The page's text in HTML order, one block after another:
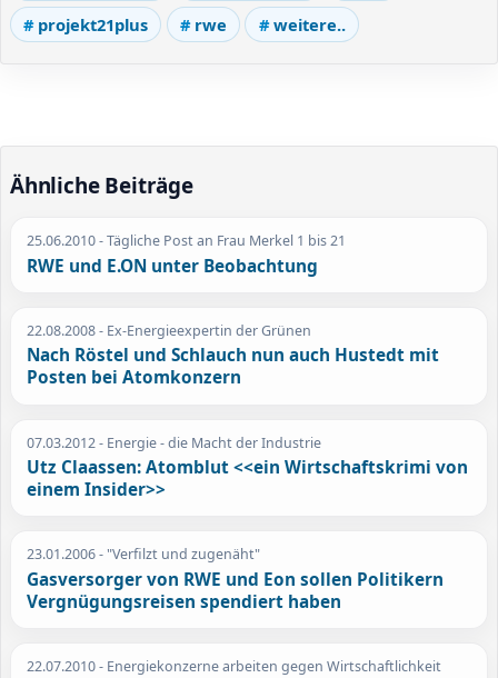
projekt21plus rwe weitere..
Ähnliche Beiträge
25.06.2010- Tägliche Post an Frau Merkel 1 bis 21
RWE und E.ON unter Beobachtung
22.08.2008- Ex-Energieexpertin der Grünen
Nach Röstel und Schlauch nun auch Hustedt mit
Posten bei Atomkonzern
07.03.2012- Energie - die Macht der Industrie
Utz Claassen: Atomblut <<ein Wirtschaftskrimi von
einem Insider>>
23.01.2006- "Verfilzt und zugenäht"
Gasversorger von RWE und Eon sollen Politikern
Vergnügungsreisen spendiert haben
22.07.2010- Energiekonzerne arbeiten gegen Wirtschaftlichkeit